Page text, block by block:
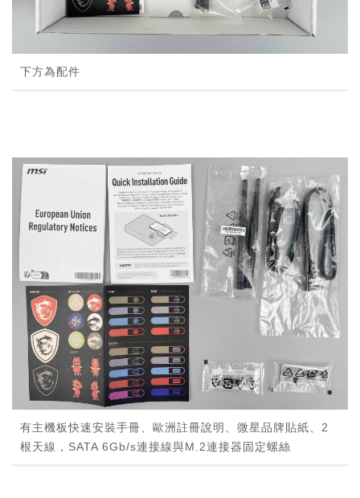
下方為配件
有主機板快速安裝手冊、歐洲註冊說明、微星品牌貼紙、2
根天線，SATA 6Gb/s連接線與M.2連接器固定螺絲